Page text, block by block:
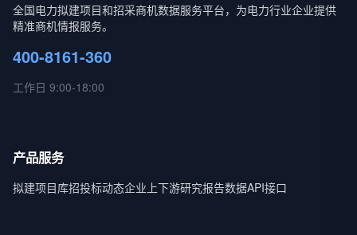
全国电力拟建项目和招采商机数据服务平台，为电力行业企业提供
精准商机情报服务。
400-8161-360
工作日 9:00-18:00
产品服务
拟建项目库招投标动态企业上下游研究报告数据API接口